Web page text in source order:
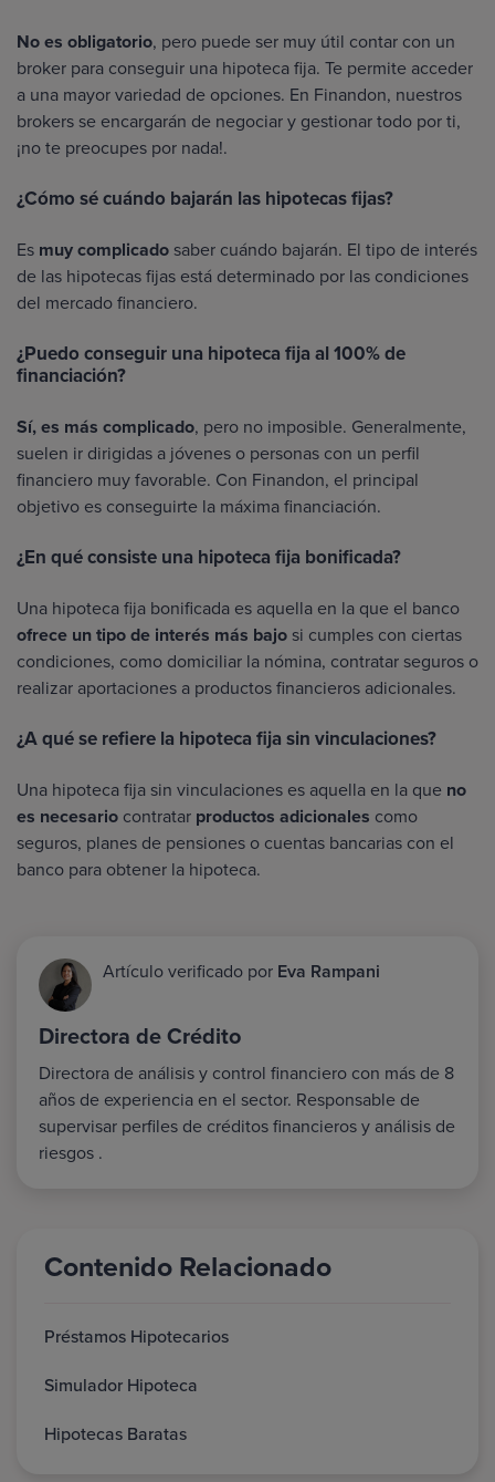
No es obligatorio, pero puede ser muy útil contar con un
broker para conseguir una hipoteca fija. Te permite acceder
a una mayor variedad de opciones. En Finandon, nuestros
brokers se encargarán de negociar y gestionar todo por ti,
¡no te preocupes por nada!.
¿Cómo sé cuándo bajarán las hipotecas fijas?
Es muy complicado saber cuándo bajarán. El tipo de interés
de las hipotecas fijas está determinado por las condiciones
del mercado financiero.
¿Puedo conseguir una hipoteca fija al 100% de
financiación?
Sí, es más complicado, pero no imposible. Generalmente,
suelen ir dirigidas a jóvenes o personas con un perfil
financiero muy favorable. Con Finandon, el principal
objetivo es conseguirte la máxima financiación.
¿En qué consiste una hipoteca fija bonificada?
Una hipoteca fija bonificada es aquella en la que el banco
ofrece un tipo de interés más bajo si cumples con ciertas
condiciones, como domiciliar la nómina, contratar seguros o
realizar aportaciones a productos financieros adicionales.
¿A qué se refiere la hipoteca fija sin vinculaciones?
Una hipoteca fija sin vinculaciones es aquella en la que no
es necesario contratar productos adicionales como
seguros, planes de pensiones o cuentas bancarias con el
banco para obtener la hipoteca.
Artículo verificado por Eva Rampani
Directora de Crédito
Directora de análisis y control financiero con más de 8
años de experiencia en el sector. Responsable de
supervisar perfiles de créditos financieros y análisis de
riesgos .
Contenido Relacionado
Préstamos Hipotecarios
Simulador Hipoteca
Hipotecas Baratas